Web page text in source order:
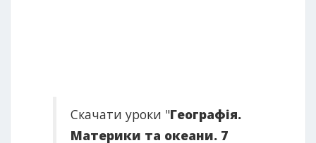
Скачати уроки "Географія.
Материки та океани. 7